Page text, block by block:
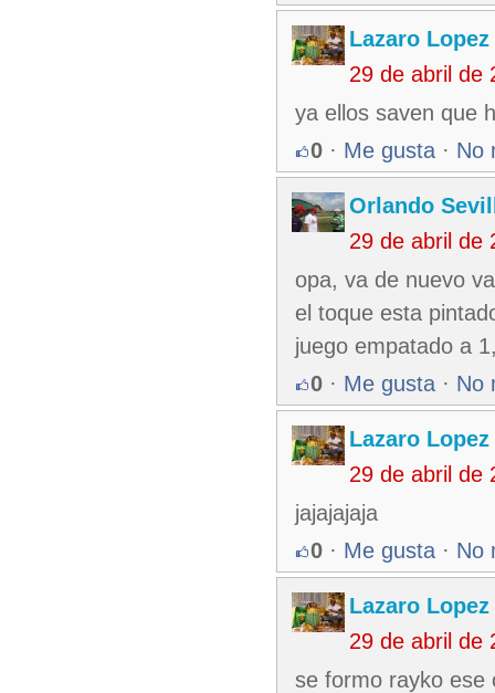
Lazaro Lopez
29 de abril de
ya ellos saven que
0 · Me gusta · No
Orlando
29 de abril de
opa, va de nuevo
el toque esta
juego empatado a
0 · Me gusta · No
Lazaro Lopez
29 de abril de
jajajajaja
0 · Me gusta · No
Lazaro Lopez
29 de abril de
se formo rayko ese